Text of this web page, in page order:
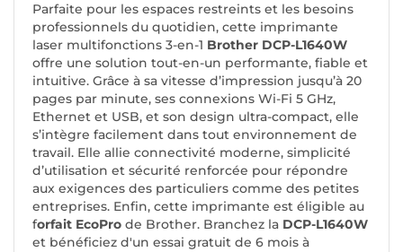
Parfaite pour les espaces restreints et les besoins
professionnels du quotidien, cette imprimante
laser multifonctions 3-en-1 Brother DCP-L1640W
offre une solution tout-en-un performante, fiable et
intuitive. Grâce à sa vitesse d’impression jusqu’à 20
pages par minute, ses connexions Wi-Fi 5 GHz,
Ethernet et USB, et son design ultra-compact, elle
s’intègre facilement dans tout environnement de
travail. Elle allie connectivité moderne, simplicité
d’utilisation et sécurité renforcée pour répondre
aux exigences des particuliers comme des petites
entreprises. Enfin, cette imprimante est éligible au
forfait EcoPro de Brother. Branchez la DCP-L1640W
et bénéficiez d'un essai gratuit de 6 mois à